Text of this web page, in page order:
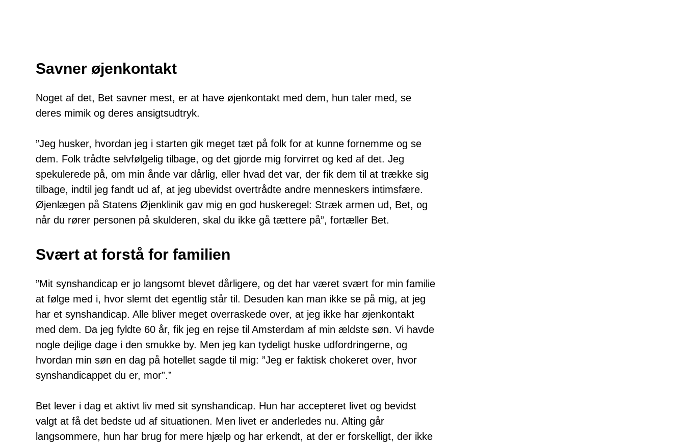
Savner øjenkontakt
Noget af det, Bet savner mest, er at have øjenkontakt med dem, hun taler med, se
deres mimik og deres ansigtsudtryk.
”Jeg husker, hvordan jeg i starten gik meget tæt på folk for at kunne fornemme og se
dem. Folk trådte selvfølgelig tilbage, og det gjorde mig forvirret og ked af det. Jeg
spekulerede på, om min ånde var dårlig, eller hvad det var, der fik dem til at trække sig
tilbage, indtil jeg fandt ud af, at jeg ubevidst overtrådte andre menneskers intimsfære.
Øjenlægen på Statens Øjenklinik gav mig en god huskeregel: Stræk armen ud, Bet, og
når du rører personen på skulderen, skal du ikke gå tættere på”, fortæller Bet.
Svært at forstå for familien
”Mit synshandicap er jo langsomt blevet dårligere, og det har været svært for min familie
at følge med i, hvor slemt det egentlig står til. Desuden kan man ikke se på mig, at jeg
har et synshandicap. Alle bliver meget overraskede over, at jeg ikke har øjenkontakt
med dem. Da jeg fyldte 60 år, fik jeg en rejse til Amsterdam af min ældste søn. Vi havde
nogle dejlige dage i den smukke by. Men jeg kan tydeligt huske udfordringerne, og
hvordan min søn en dag på hotellet sagde til mig: ”Jeg er faktisk chokeret over, hvor
synshandicappet du er, mor”.”
Bet lever i dag et aktivt liv med sit synshandicap. Hun har accepteret livet og bevidst
valgt at få det bedste ud af situationen. Men livet er anderledes nu. Alting går
langsommere, hun har brug for mere hjælp og har erkendt, at der er forskelligt, der ikke